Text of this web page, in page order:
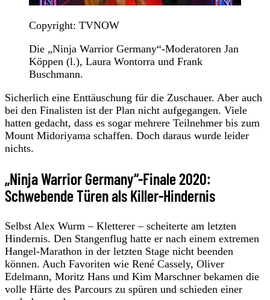
Copyright: TVNOW
Die „Ninja Warrior Germany“-Moderatoren Jan
Köppen (l.), Laura Wontorra und Frank
Buschmann.
Sicherlich eine Enttäuschung für die Zuschauer. Aber auch
bei den Finalisten ist der Plan nicht aufgegangen. Viele
hatten gedacht, dass es sogar mehrere Teilnehmer bis zum
Mount Midoriyama schaffen. Doch daraus wurde leider
nichts.
„Ninja Warrior Germany“-Finale 2020:
Schwebende Türen als Killer-Hindernis
Selbst Alex Wurm – Kletterer – scheiterte am letzten
Hindernis. Den Stangenflug hatte er nach einem extremen
Hangel-Marathon in der letzten Stage nicht beenden
können. Auch Favoriten wie René Cassely, Oliver
Edelmann, Moritz Hans und Kim Marschner bekamen die
volle Härte des Parcours zu spüren und schieden einer